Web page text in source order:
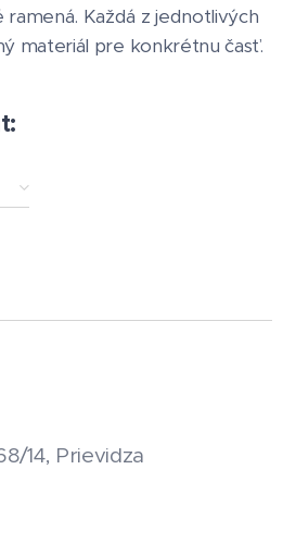
Každá z jednotlivých
materiál pre konkrétnu časť.
14, Prievidza